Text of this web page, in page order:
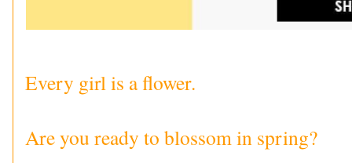
Every girl is a flower.
Are you ready to blossom in spring?